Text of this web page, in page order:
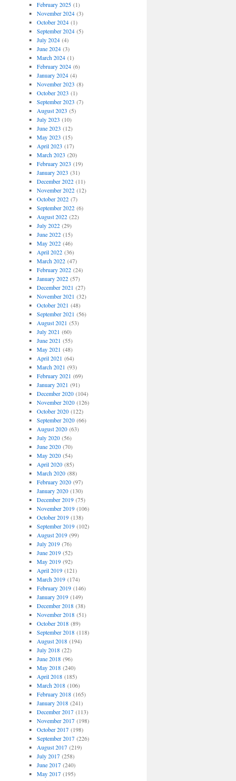
February 2025(1)
November 2024(3)
October 2024(1)
September 2024(5)
July 2024(4)
June 2024(3)
March 2024(1)
February 2024(6)
January 2024(4)
November 2023 (8)
October 2023 (1)
September 2023 (7)
August 2023 (5)
July 2023 (10)
June 2023 (12)
May 2023 (15)
April 2023 (17)
March 2023 (20)
February 2023 (19)
January 2023 (31)
December 2022(11)
November 2022(12)
October 2022(7)
September 2022(6)
August 2022(22)
July 2022(29)
June 2022(15)
May 2022(46)
April 2022(36)
March 2022(47)
February 2022(24)
January 2022(57)
December 2021 (27)
November 2021 (32)
October 2021 (48)
September 2021 (56)
August 2021 (53)
July 2021 (60)
June 2021 (55)
May 2021 (48)
April 2021 (64)
March 2021 (93)
February 2021 (69)
January 2021 (91)
December 2020(104)
November 2020(126)
October 2020(122)
September 2020(66)
August 2020(63)
July 2020(56)
June 2020(70)
May 2020(54)
April 2020(85)
March 2020(88)
February 2020(97)
January 2020(130)
December 2019(75)
November 2019(106)
October 2019(138)
September 2019(102)
August 2019(99)
July 2019(76)
June 2019(52)
May 2019(92)
April 2019(121)
March 2019(174)
February 2019(146)
January 2019(149)
December 2018(38)
November 2018(51)
October 2018(89)
September 2018(118)
August 2018(194)
July 2018(22)
June 2018(96)
May 2018(240)
April 2018(185)
March 2018(106)
February 2018(165)
January 2018(241)
December 2017(113)
November 2017(198)
October 2017(198)
September 2017(226)
August 2017(219)
July 2017(258)
June 2017(240)
May 2017(195)